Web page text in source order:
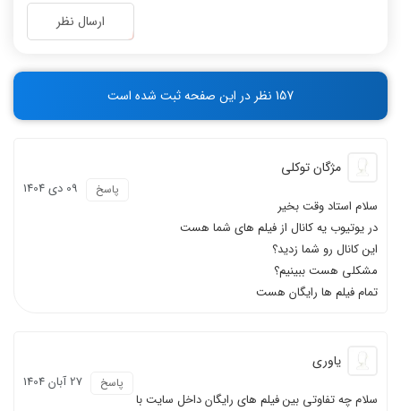
نظر رتبه 113 کنکور 1400 تاثیر منابع خوب
نظر سامان حسینی
نظر رتبه 32 کنکور 1400
-
ارسال نظر
157 نظر در این صفحه ثبت شده است
مژگان توکلی
09 دی 1404 پاسخ
سلام استاد وقت بخیر
در یوتیوب یه کانال از فیلم های شما هست
این کانال رو شما زدید؟
مشکلی هست ببینیم؟
تمام فیلم ها رایگان هست
یاوری
27 آبان 1404 پاسخ
سلام چه تفاوتی بین فیلم های رایگان داخل سایت با